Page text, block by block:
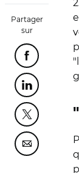
Partager
sur
Partager
Partager
Partager
Partager